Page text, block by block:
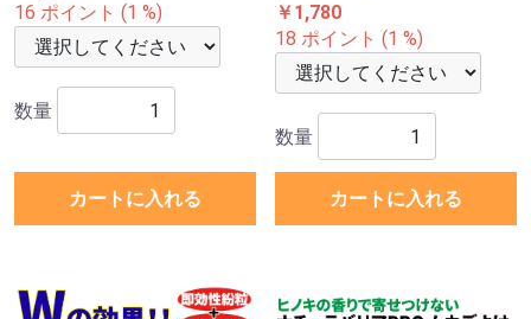
16 ポイント (1 %)
数量
カートに入れる
￥1,780
18 ポイント (1 %)
数量
カートに入れる